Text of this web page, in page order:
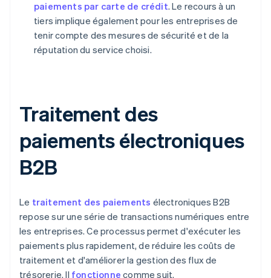
paiements par carte de crédit. Le recours à un
tiers implique également pour les entreprises de
tenir compte des mesures de sécurité et de la
réputation du service choisi.
Traitement des
paiements électroniques
B2B
Le traitement des paiements électroniques B2B
repose sur une série de transactions numériques entre
les entreprises. Ce processus permet d'exécuter les
paiements plus rapidement, de réduire les coûts de
traitement et d'améliorer la gestion des flux de
trésorerie. Il fonctionne comme suit.